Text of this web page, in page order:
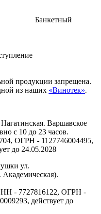
Банкетный
продукции запрещена.
из наших «Винотек».
Варшавское
с 10 до 23 часов.
ОГРН - 1127746004495,
до 24.05.2028
ул.
- 7727816122, ОГРН -
действует до